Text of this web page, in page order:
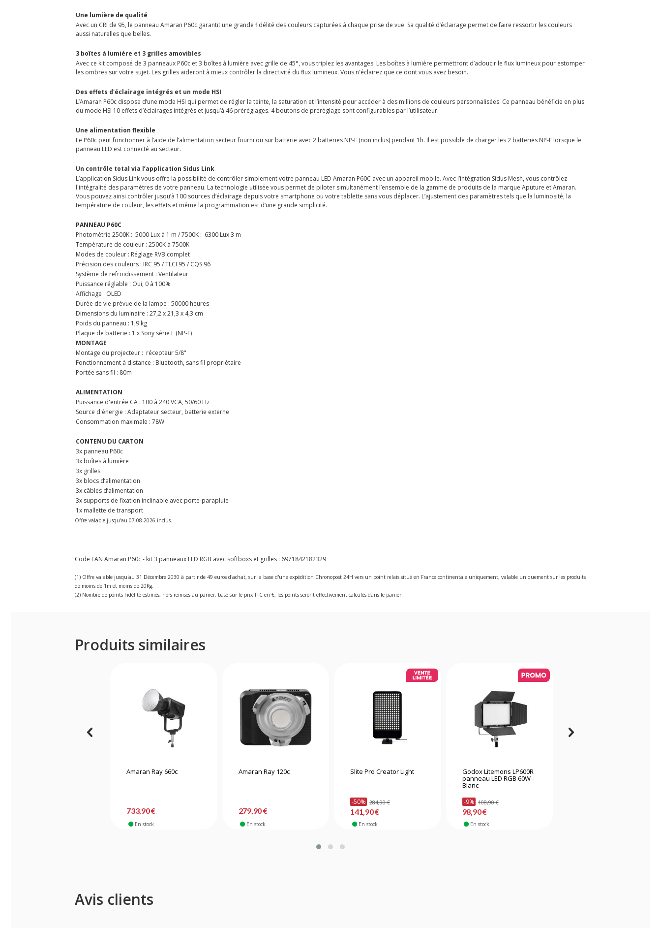
Une lumière de qualité
Avec un CRI de 95, le panneau Amaran P60c garantit une grande fidélité des couleurs capturées à chaque prise de vue. Sa qualité d’éclairage permet de faire ressortir les couleurs
aussi naturelles que belles.
3 boîtes à lumière et 3 grilles amovibles
Avec ce kit composé de 3 panneaux P60c et 3 boîtes à lumière avec grille de 45°, vous triplez les avantages. Les boîtes à lumière permettront d’adoucir le flux lumineux pour estomper
les ombres sur votre sujet. Les grilles aideront à mieux contrôler la directivité du flux lumineux. Vous n'éclairez que ce dont vous avez besoin.
Des effets d'éclairage intégrés et un mode HSI
L’Amaran P60c dispose d’une mode HSI qui permet de régler la teinte, la saturation et l’intensité pour accéder à des millions de couleurs personnalisées. Ce panneau bénéficie en plus
du mode HSI 10 effets d’éclairages intégrés et jusqu’à 46 préréglages. 4 boutons de préréglage sont configurables par l’utilisateur.
Une alimentation flexible
Le P60c peut fonctionner à l’aide de l’alimentation secteur fourni ou sur batterie avec 2 batteries NP-F (non inclus) pendant 1h. Il est possible de charger les 2 batteries NP-F lorsque le
panneau LED est connecté au secteur.
Un contrôle total via l’application Sidus Link
L’application Sidus Link vous offre la possibilité de contrôler simplement votre panneau LED Amaran P60C avec un appareil mobile. Avec l’intégration Sidus Mesh, vous contrôlez
l'intégralité des paramètres de votre panneau. La technologie utilisée vous permet de piloter simultanément l’ensemble de la gamme de produits de la marque Aputure et Amaran.
Vous pouvez ainsi contrôler jusqu’à 100 sources d’éclairage depuis votre smartphone ou votre tablette sans vous déplacer. L’ajustement des paramètres tels que la luminosité, la
température de couleur, les effets et même la programmation est d’une grande simplicité.
PANNEAU P60C
Photométrie 2500K : 5000 Lux à 1 m / 7500K : 6300 Lux 3 m
Température de couleur : 2500K à 7500K
Modes de couleur : Réglage RVB complet
Précision des couleurs : IRC 95 / TLCI 95 / CQS 96
Système de refroidissement : Ventilateur
Puissance réglable : Oui, 0 à 100%
Affichage : OLED
Durée de vie prévue de la lampe : 50000 heures
Dimensions du luminaire : 27,2 x 21,3 x 4,3 cm
Poids du panneau : 1,9 kg
Plaque de batterie : 1 x Sony série L (NP-F)
MONTAGE
Montage du projecteur : récepteur 5/8"
Fonctionnement à distance : Bluetooth, sans fil propriétaire
Portée sans fil : 80m
ALIMENTATION
Puissance d'entrée CA : 100 à 240 VCA, 50/60 Hz
Source d'énergie : Adaptateur secteur, batterie externe
Consommation maximale : 78W
CONTENU DU CARTON
3x panneau P60c
3x boîtes à lumière
3x grilles
3x blocs d’alimentation
3x câbles d’alimentation
3x supports de fixation inclinable avec porte-parapluie
1x mallette de transport
Offre valable jusqu'au 07-08-2026 inclus.
Code EAN Amaran P60c - kit 3 panneaux LED RGB avec softboxs et grilles : 6971842182329
(1) Offre valable jusqu'au 31 Décembre 2030 à partir de 49 euros d'achat, sur la base d'une expédition Chronopost 24H vers un point relais situé en France continentale uniquement, valable uniquement sur les produits
de moins de 1m et moins de 20Kg.
(2) Nombre de points Fidélité estimés, hors remises au panier, basé sur le prix TTC en €, les points seront effectivement calculés dans le panier.
Produits similaires
Amaran Ray 660c
733,90 €
En stock
Amaran Ray 120c
279,90 €
En stock
Slite Pro Creator Light
-50% 284,90 €
141,90 €
En stock
Godox Litemons LP600R
panneau LED RGB 60W -
Blanc
-9% 108,90 €
98,90 €
En stock
Avis clients